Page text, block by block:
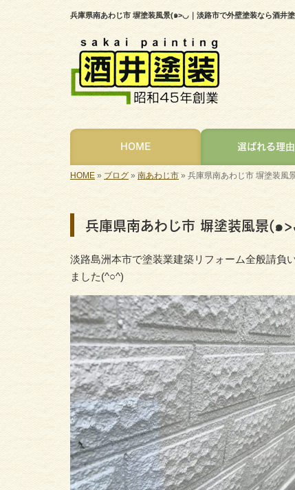
兵庫県南あわじ市 塀塗装風景(๑>◡｜淡路市で外壁塗装なら酒井
HOME 選ばれる理由
HOME » ブログ » 南あわじ市 » 兵庫県南あわじ市 塀塗装風
兵庫県南あわじ市 塀塗装風景(๑
淡路島洲本市で塗装業建築リフォーム全般請負
ました(^○^)